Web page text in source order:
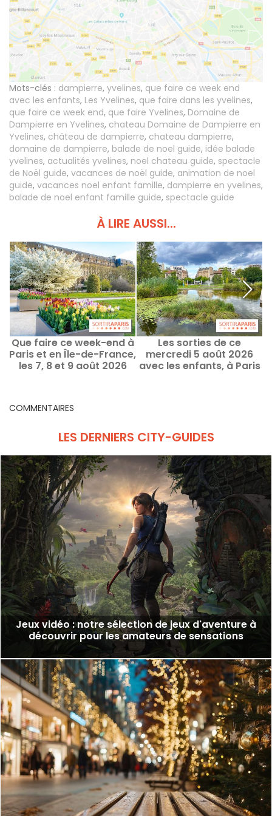
Mots-clés : dampierre, yvelines, que faire ce week end
avec les enfants, Les Yvelines, que faire dans les yvelines,
que faire ce week end, que faire Yvelines, Domaine de
Dampierre en Yvelines, chateau Domaine de Dampierre en
Yvelines, château de dampierre, chateau dampierre,
domaine de dampierre, balade de noel guide, idée balade
yvelines, actualités yvelines, noel chateau guide, spectacle
de Noël guide, vacances de noël guide, animation de noel
guide, vacances noel enfant famille, dampierre en yvelines,
balade de noel enfant famille guide, spectacle guide
À LIRE AUSSI...
Que faire ce week-end à
Paris et en Île-de-France,
les 7, 8 et 9 août 2026
Les sorties de ce
mercredi 5 août 2026
avec les enfants, à Paris
COMMENTAIRES
LES DERNIERS CITY-GUIDES
Jeux vidéo : notre sélection de jeux d'aventure à
découvrir pour les amateurs de sensations